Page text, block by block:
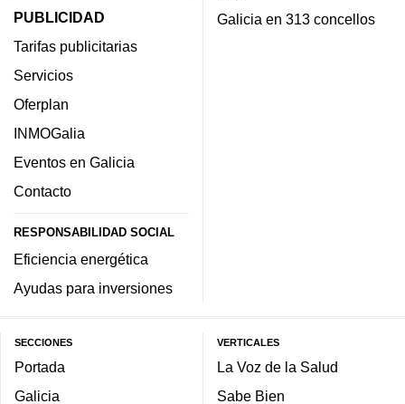
PUBLICIDAD
Tarifas publicitarias
Servicios
Oferplan
INMOGalia
Eventos en Galicia
Contacto
RESPONSABILIDAD SOCIAL
Eficiencia energética
Ayudas para inversiones
Galicia en 313 concellos
SECCIONES
Portada
Galicia
VERTICALES
La Voz de la Salud
Sabe Bien